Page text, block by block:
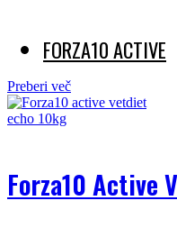
FORZA10 ACTIVE
Preberi več
Forza10 Active